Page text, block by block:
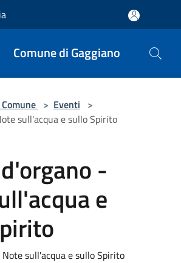
Comune di Gaggiano
> Eventi >
sull'acqua e sullo Spirito
-
e
sull'acqua e sullo Spirito